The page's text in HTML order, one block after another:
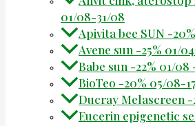
01/08-31/08
Apivita bee SUN -
Avene sun -25% 01/
Babe sun -22% 01/08
BioTeo -20% 05/08-
Ducray Melascreen -
Eucerin epigenetic